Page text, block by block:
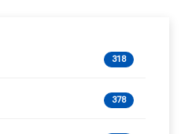
318
378